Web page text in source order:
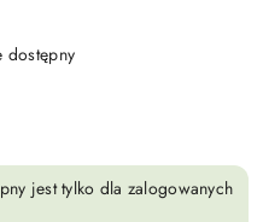
dostępny
jest tylko dla zalogowanych